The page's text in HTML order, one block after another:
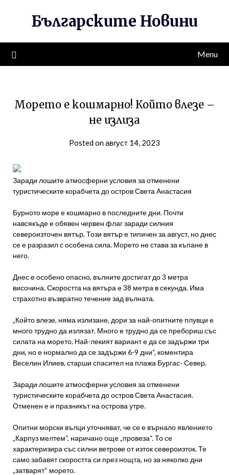
Българските Новини
Menu
Морето е кошмарно! Който влезе –
не излиза
Posted on август 14, 2023
Заради лошите атмосферни условия за отменени
туристическите корабчета до остров Света Анастасия
Бурното море е кошмарно в последните дни. Почти
навсякъде е обявен червен флаг заради силния
североизточен вятър. Този вятър е типичен за август, но днес
се е разразил с особена сила. Морето не става за къпане в
него.
Днес е особено опасно, вълните достигат до 3 метра
височина. Скоростта на вятъра е 38 метра в секунда. Има
страхотно възвратно течение зад вълната.
„Който влезе, няма излизане, дори за най-опитните плувци е
много трудно да излязат. Много е трудно да се пребориш със
силата на морето. Най-лекият вариант е да се задържи три
дни, но е нормално да се задържи 6-9 дни“, коментира
Веселин Илиев, старши спасител на плажа Бургас- Север.
Заради лошите атмосферни условия за отменени
туристическите корабчета до остров Света Анастасия.
Отменен е и празникът на острова утре.
Опитни морски вълци уточняват, че се е върнало явлението
„Карпуз мелтем“, наричано още „провеза“. То се
характеризира със силни ветрове от изток североизток. Те
само забавят скоростта си през нощта, но за няколко дни
„затварят“ морето.